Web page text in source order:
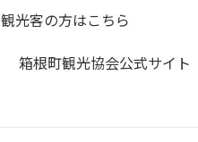
観光客の方はこちら
箱根町観光協会公式サイト